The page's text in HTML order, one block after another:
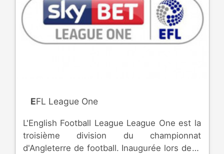
EFL League One
L'English Football League League One est la
troisième division du championnat
d'Angleterre de football. Inaugurée lors de la